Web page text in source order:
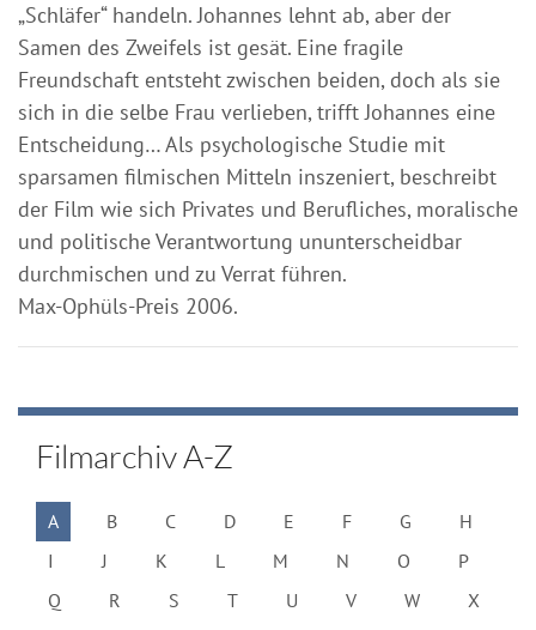
„Schläfer“ handeln. Johannes lehnt ab, aber der
Samen des Zweifels ist gesät. Eine fragile
Freundschaft entsteht zwischen beiden, doch als sie
sich in die selbe Frau verlieben, trifft Johannes eine
Entscheidung… Als psychologische Studie mit
sparsamen filmischen Mitteln inszeniert, beschreibt
der Film wie sich Privates und Berufliches, moralische
und politische Verantwortung ununterscheidbar
durchmischen und zu Verrat führen.
Max-Ophüls-Preis 2006.
Filmarchiv A-Z
A B C D E F G
H
I
J K L M N O
P
Q
R S T U V W
X